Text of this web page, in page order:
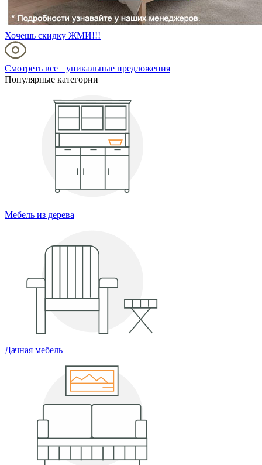
Хочешь скидку ЖМИ!!!
Смотреть все уникальные предложения
Популярные категории
Мебель из дерева
Дачная мебель